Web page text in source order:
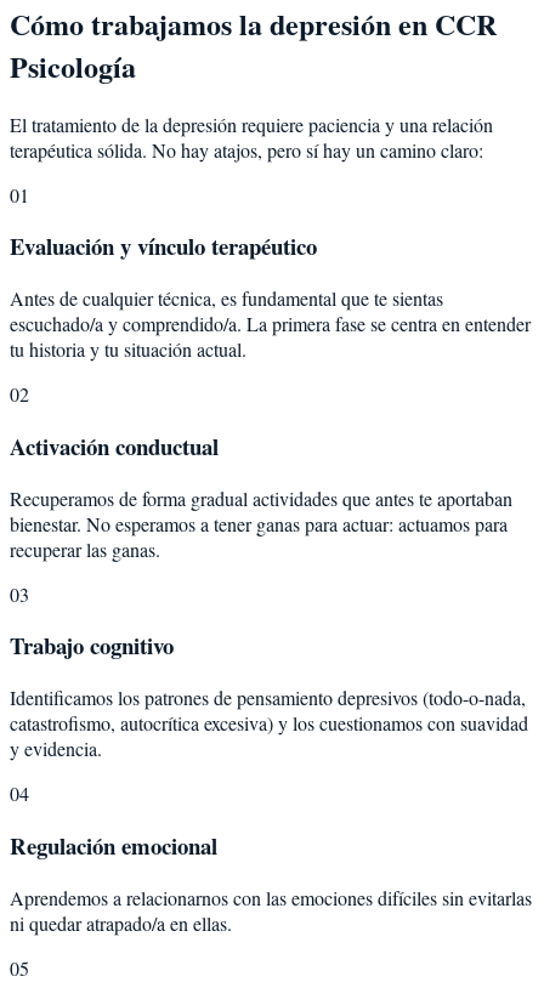
Cómo trabajamos la depresión en CCR
Psicología
El tratamiento de la depresión requiere paciencia y una relación
terapéutica sólida. No hay atajos, pero sí hay un camino claro:
01
Evaluación y vínculo terapéutico
Antes de cualquier técnica, es fundamental que te sientas
escuchado/a y comprendido/a. La primera fase se centra en entender
tu historia y tu situación actual.
02
Activación conductual
Recuperamos de forma gradual actividades que antes te aportaban
bienestar. No esperamos a tener ganas para actuar: actuamos para
recuperar las ganas.
03
Trabajo cognitivo
Identificamos los patrones de pensamiento depresivos (todo-o-nada,
catastrofismo, autocrítica excesiva) y los cuestionamos con suavidad
y evidencia.
04
Regulación emocional
Aprendemos a relacionarnos con las emociones difíciles sin evitarlas
ni quedar atrapado/a en ellas.
05